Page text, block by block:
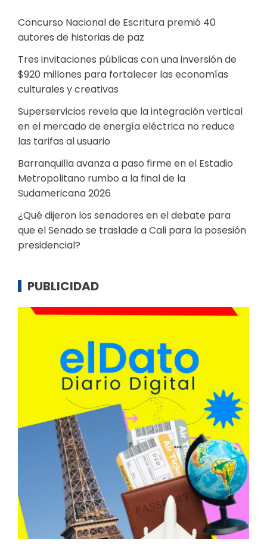
Concurso Nacional de Escritura premió 40
autores de historias de paz
Tres invitaciones públicas con una inversión de
$920 millones para fortalecer las economías
culturales y creativas
Superservicios revela que la integración vertical
en el mercado de energía eléctrica no reduce
las tarifas al usuario
Barranquilla avanza a paso firme en el Estadio
Metropolitano rumbo a la final de la
Sudamericana 2026
¿Qué dijeron los senadores en el debate para
que el Senado se traslade a Cali para la posesión
presidencial?
PUBLICIDAD